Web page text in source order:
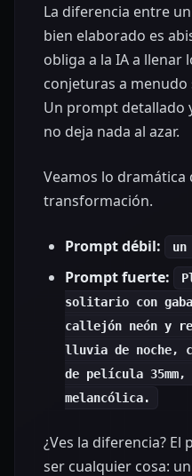
La diferencia entre
bien elaborado es
obliga a la IA a llenar
conjeturas a menudo
Un prompt detallado
no deja nada al azar.
Veamos lo dramática
transformación.
Prompt débil: un
Prompt fuerte:
solitario con
callejón neón y
lluvia de noche,
de película
melancólica.
¿Ves la diferencia?
ser cualquier cosa: